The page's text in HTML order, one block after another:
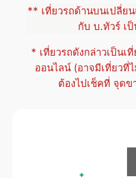
** เที่ยวรถด้านบนเปลี่ย
กับ บ.ทัวร์ เ
* เที่ยวรถดังกล่าวเป็นเ
ออนไลน์ (อาจมีเที่ยวที่
ต้องไปเช็คที่ จุด